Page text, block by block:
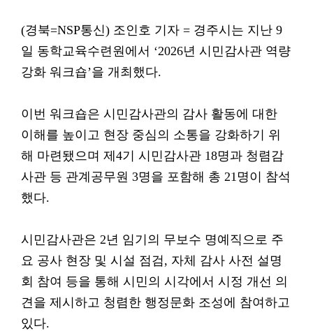
(경북=NSP통신) 조인호 기자 = 경주시는 지난 9
일 동학교육수련원에서 ‘2026년 시민감사관 역량
강화 워크숍’을 개최했다.
이번 워크숍은 시민감사관의 감사 활동에 대한
이해를 높이고 현장 중심의 소통을 강화하기 위
해 마련됐으며 제4기 시민감사관 18명과 청렴감
사관 등 관계공무원 3명을 포함해 총 21명이 참석
했다.
시민감사관은 2년 임기의 무보수 명예직으로 주
요 공사 현장 및 시설 점검, 자체 감사 사전 설명
회 참여 등을 통해 시민의 시각에서 시정 개선 의
견을 제시하고 청렴한 행정문화 조성에 참여하고
있다.